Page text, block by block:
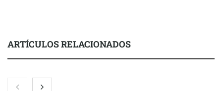
ARTÍCULOS RELACIONADOS
Nicols presenta seis modelos de anillos de compromiso para el